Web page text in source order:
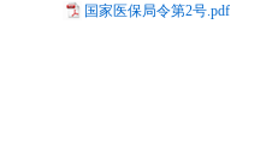
国家医保局令第2号.pdf